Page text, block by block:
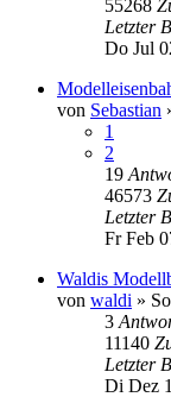
55268
Letzter
Do Jul
von Sebastian
1
2
19
46573
Letzter
Fr Feb
Waldis
von waldi »
3
11140
Letzter
Di Dez